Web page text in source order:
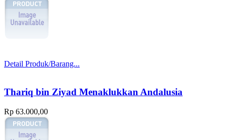
Detail Produk/Barang...
Thariq bin Ziyad Menaklukkan Andalusia
Rp 63.000,00